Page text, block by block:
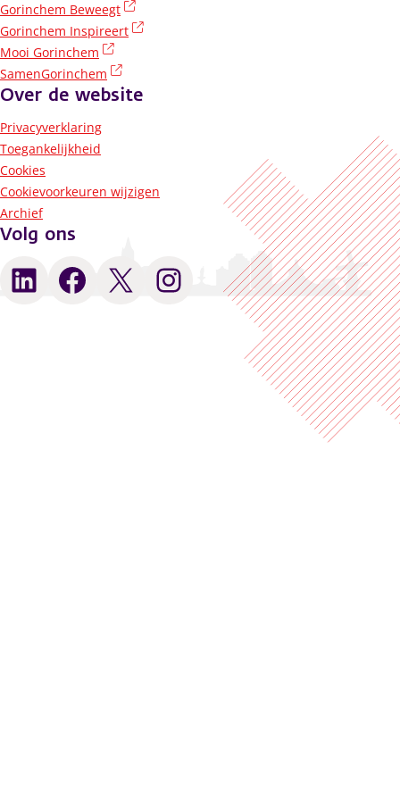
Gorinchem Beweegt
Gorinchem Inspireert
Mooi Gorinchem
SamenGorinchem
Over de website
Privacyverklaring
Toegankelijkheid
Cookies
Cookievoorkeuren wijzigen
Archief
Volg ons
LinkedIn Facebook X Instagram